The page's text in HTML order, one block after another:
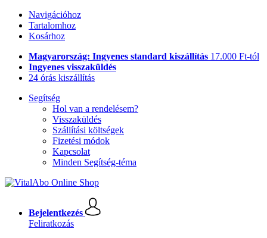
Navigációhoz
Tartalomhoz
Kosárhoz
Magyarország: Ingyenes standard kiszállítás 17.000 Ft-tól
Ingyenes visszaküldés
24 órás kiszállítás
Segítség
Hol van a rendelésem?
Visszaküldés
Szállítási költségek
Fizetési módok
Kapcsolat
Minden Segítség-téma
Bejelentkezés
Feliratkozás